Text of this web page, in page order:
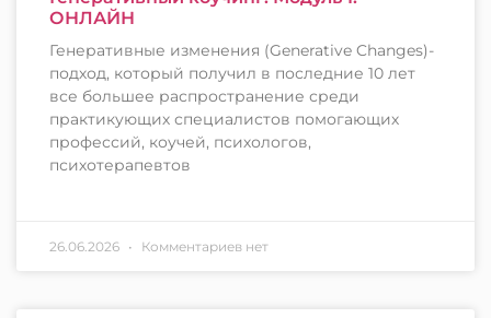
ОНЛАЙН
Генеративные изменения (Generative Changes)-
подход, который получил в последние 10 лет
все большее распространение среди
практикующих специалистов помогающих
профессий, коучей, психологов,
психотерапевтов
26.06.2026 Комментариев нет